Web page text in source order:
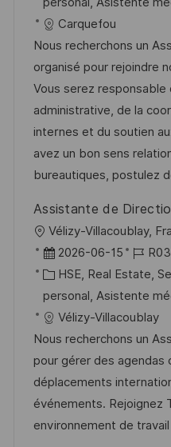
i
ó
n
a
c
i
ó
n
h
a
d
e
p
u
b
l
c
a
c
i
ó
n
e
m
p
l
e
o
t
e
g
o
r
í
a
Carquefou
Nous recherchons un
organisé pour rejoindre
Vous serez responsable
administrative, de la
internes et du soutien
avez un bon sens
bureautiques, postulez
Assistante de
U
b
a
c
i
ó
n
Vélizy-Villacoublay,
F
e
c
h
a
d
e
p
u
2026-06-15
I
D
d
e
e
m
p
l
e
C
a
t
e
g
o
r
í
HSE, Real Estate,
personal, Asistente
Vélizy-Villacoublay
Nous recherchons un
pour gérer des agendas
déplacements
événements. Rejoignez
environnement de